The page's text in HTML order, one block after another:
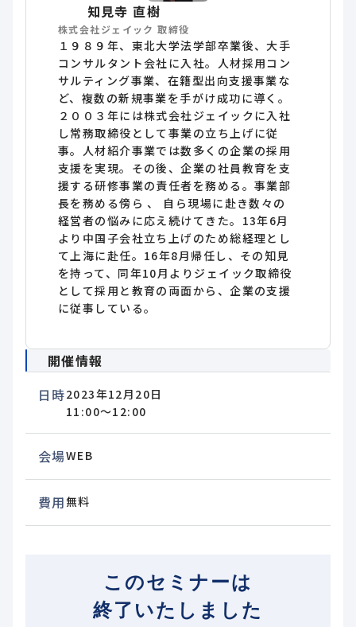
知見寺 直樹
株式会社ジェイック 取締役
１９８９年、東北大学法学部卒業後、大手
コンサルタント会社に入社。人材採用コン
サルティング事業、在籍型出向支援事業な
ど、複数の新規事業を手がけ成功に導く。
２００３年には株式会社ジェイックに入社
し常務取締役として事業の立ち上げに従
事。人材紹介事業では数多くの企業の採用
支援を実現。その後、企業の社員教育を支
援する研修事業の責任者を務める。事業部
長を務める傍ら 、 自ら現場に赴き数々の
経営者の悩みに応え続けてきた。13年6月
より中国子会社立ち上げのため総経理とし
て上海に赴任。16年8月帰任し、その知見
を持って、同年10月よりジェイック取締役
として採用と教育の両面から、企業の支援
に従事している。
開催情報
日時2023年12月20日
11:00～12:00
会場WEB
費用 無料
このセミナーは
終了いたしました